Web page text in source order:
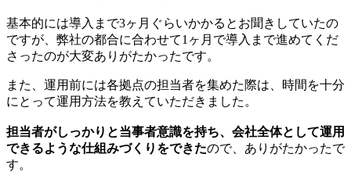
基本的には導入まで3ヶ月ぐらいかかるとお聞きしていたの
ですが、弊社の都合に合わせて1ヶ月で導入まで進めてくだ
さったのが大変ありがたかったです。
また、運用前には各拠点の担当者を集めた際は、時間を十分
にとって運用方法を教えていただきました。
担当者がしっかりと当事者意識を持ち、会社全体として運用
できるような仕組みづくりをできたので、ありがたかったで
す。